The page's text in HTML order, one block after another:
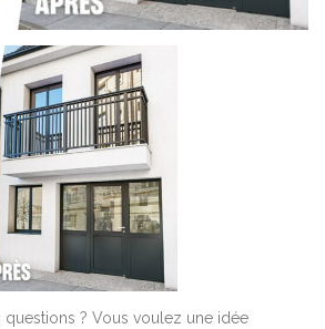
? Vous voulez une idée